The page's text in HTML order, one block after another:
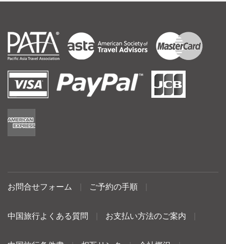
お問合せフォーム ご予約の手順
中国旅行よくある質問 お支払い方法のご案内